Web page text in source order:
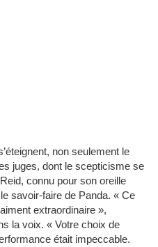
non seulement le
juges, dont le scepticisme se
connu pour son oreille
savoir-faire de Panda. « Ce
extraordinaire »,
la voix. « Votre choix de
était impeccable.